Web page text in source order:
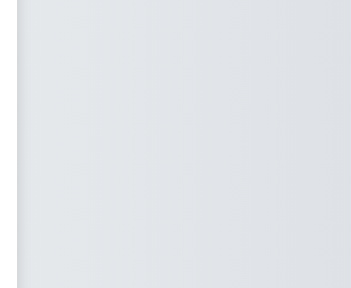
ように！